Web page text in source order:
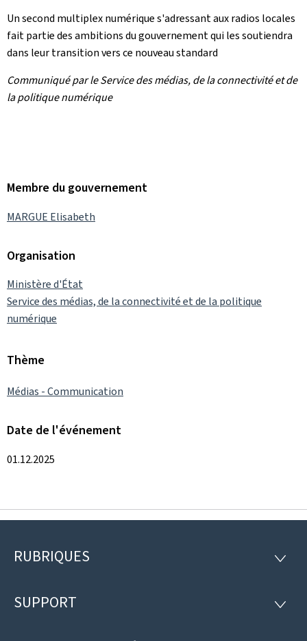
Un second multiplex numérique s'adressant aux radios locales
fait partie des ambitions du gouvernement qui les soutiendra
dans leur transition vers ce nouveau standard
Communiqué par le Service des médias, de la connectivité et de
la politique numérique
Membre du gouvernement
MARGUE Elisabeth
Organisation
Ministère d'État
Service des médias, de la connectivité et de la politique
numérique
Thème
Médias - Communication
Date de l'événement
01.12.2025
Pied
page
RUBRIQUES
SUPPORT